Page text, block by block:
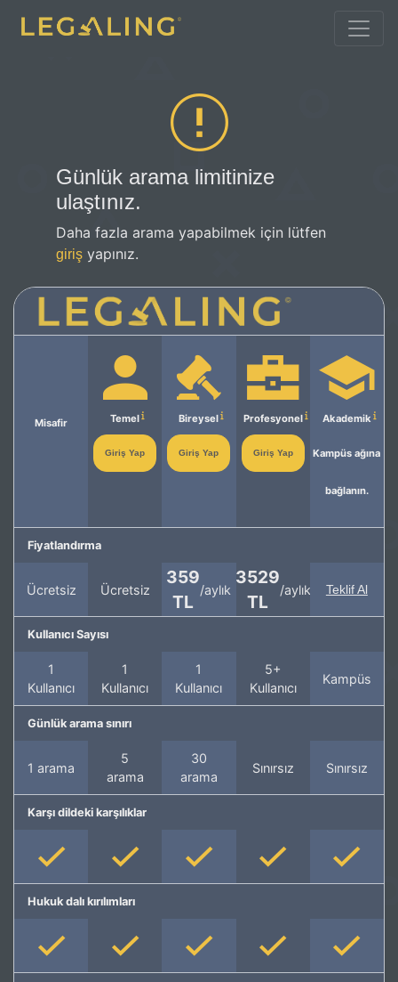
Günlük arama limitinize
ulaştınız.
Daha fazla arama yapabilmek için lütfen
giriş yapınız.
Misafir Temel
Giriş Yap
Bireysel
Giriş Yap
Profesyonel
Giriş Yap
Akademik
Kampüs ağına
bağlanın.
Fiyatlandırma
Ücretsiz Ücretsiz
359
TL
/aylık
3529
TL
/aylık Teklif Al
Kullanıcı Sayısı
1
Kullanıcı
1
Kullanıcı
1
Kullanıcı
5+
Kullanıcı
Kampüs
Günlük arama sınırı
1 arama
5
arama
30
arama
Sınırsız Sınırsız
Karşı dildeki karşılıklar
Hukuk dalı kırılımları